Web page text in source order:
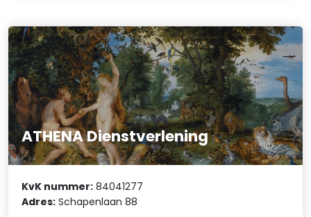
ATHENA Dienstverlening
KvK nummer: 84041277
Adres: Schapenlaan 88